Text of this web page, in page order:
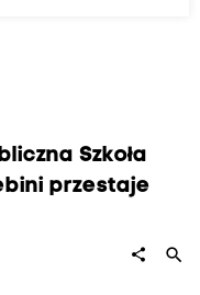
Szkoła
przestaje
share search